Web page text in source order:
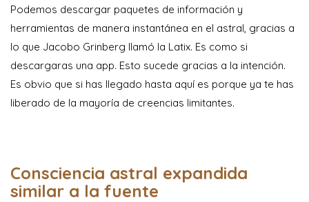
Podemos descargar paquetes de información y
herramientas de manera instantánea en el astral, gracias a
lo que Jacobo Grinberg llamó la Latix. Es como si
descargaras una app. Esto sucede gracias a la intención.
Es obvio que si has llegado hasta aquí es porque ya te has
liberado de la mayoría de creencias limitantes.
Consciencia astral expandida
similar a la fuente